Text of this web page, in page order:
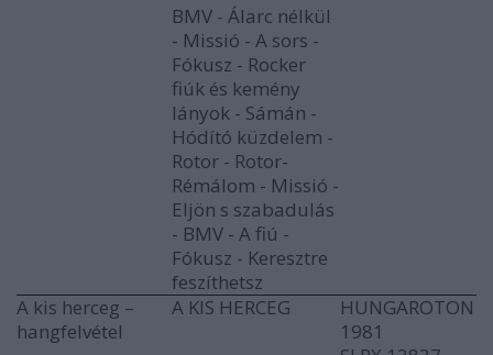
BMV - Álarc nélkül
- Missió - A sors -
Fókusz - Rocker
fiúk és kemény
lányok - Sámán -
Hódító küzdelem -
Rotor - Rotor-
Rémálom - Missió -
Eljön s szabadulás
- BMV - A fiú -
Fókusz - Keresztre
feszíthetsz
A kis herceg –
hangfelvétel
A KIS HERCEG
HUNGAROTON
1981